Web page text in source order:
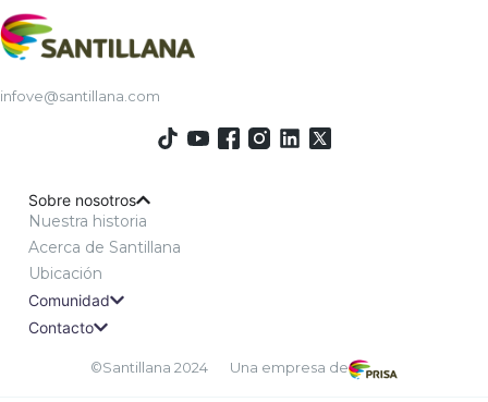
infove@santillana.com
Sobre nosotros
Nuestra historia
Acerca de Santillana
Ubicación
Comunidad
Contacto
©Santillana 2024 Una empresa de